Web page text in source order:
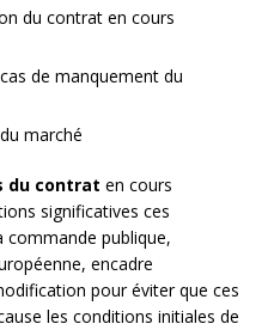
du contrat en cours
de manquement du
marché
du contrat en cours
significatives ces
commande publique,
encadre
pour éviter que ces
les conditions initiales de